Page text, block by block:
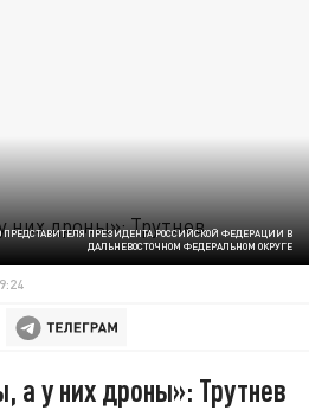
ПРЕЗИДЕНТА РОССИЙСКОЙ ФЕДЕРАЦИИ В
ДАЛЬНЕВОСТОЧНОМ ФЕДЕРАЛЬНОМ ОКРУГЕ
а у них дроны»: Трутнев